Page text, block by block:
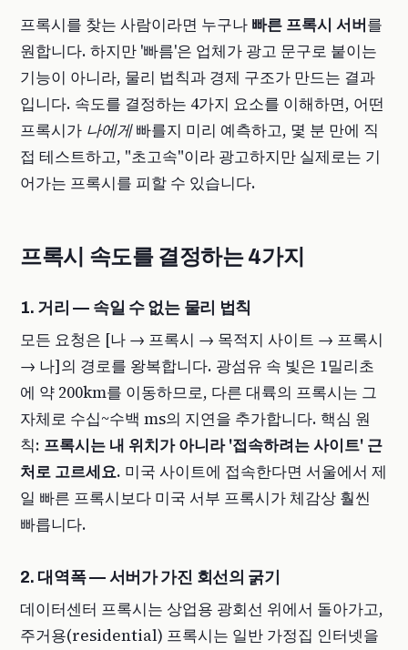
프록시를 찾는 사람이라면 누구나 빠른 프록시 서버를
원합니다. 하지만 '빠름'은 업체가 광고 문구로 붙이는
기능이 아니라, 물리 법칙과 경제 구조가 만드는 결과
입니다. 속도를 결정하는 4가지 요소를 이해하면, 어떤
프록시가 나에게빠를지 미리 예측하고, 몇 분 만에 직
접 테스트하고, "초고속"이라 광고하지만 실제로는 기
어가는 프록시를 피할 수 있습니다.
프록시 속도를 결정하는 4가지
1. 거리 — 속일 수 없는 물리 법칙
모든 요청은 [나 → 프록시 → 목적지 사이트 → 프록시
→ 나]의 경로를 왕복합니다. 광섬유 속 빛은 1밀리초
에 약 200km를 이동하므로, 다른 대륙의 프록시는 그
자체로 수십~수백 ms의 지연을 추가합니다. 핵심 원
칙: 프록시는 내 위치가 아니라 '접속하려는 사이트' 근
처로 고르세요. 미국 사이트에 접속한다면 서울에서 제
일 빠른 프록시보다 미국 서부 프록시가 체감상 훨씬
빠릅니다.
2. 대역폭 — 서버가 가진 회선의 굵기
데이터센터 프록시는 상업용 광회선 위에서 돌아가고,
주거용(residential) 프록시는 일반 가정집 인터넷을